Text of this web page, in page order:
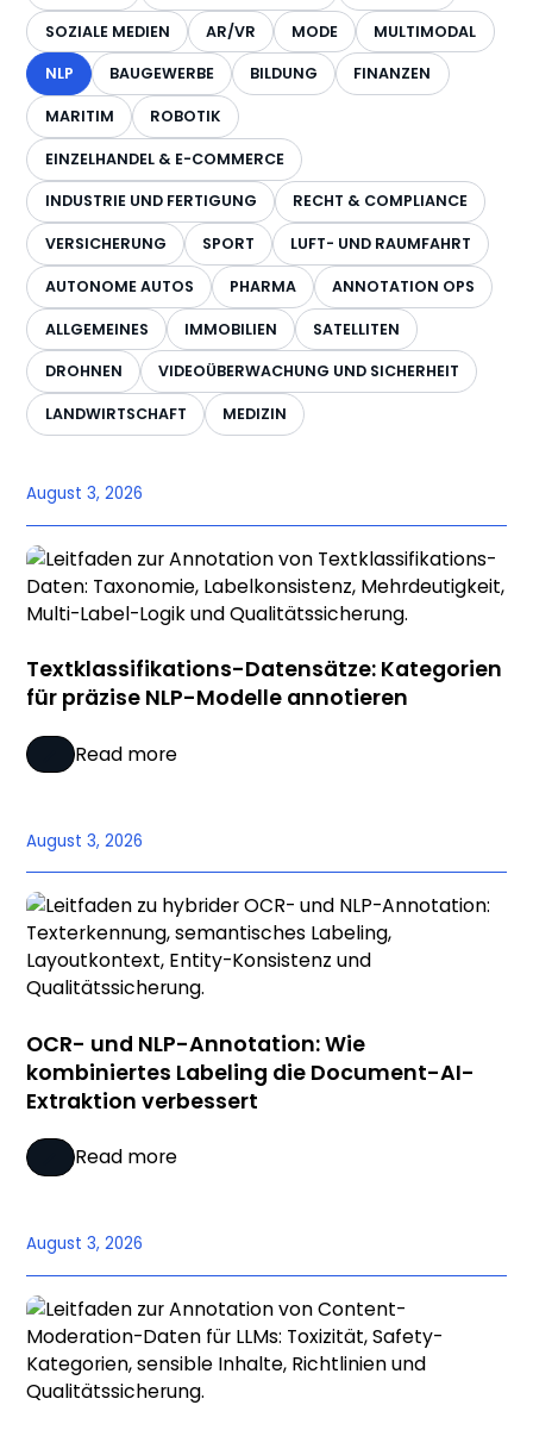
SOZIALE MEDIEN AR/VR MODE MULTIMODAL
NLP BAUGEWERBE BILDUNG FINANZEN
MARITIM ROBOTIK
EINZELHANDEL & E-COMMERCE
INDUSTRIE UND FERTIGUNG RECHT & COMPLIANCE
VERSICHERUNG SPORT LUFT- UND RAUMFAHRT
AUTONOME AUTOS PHARMA ANNOTATION OPS
ALLGEMEINES IMMOBILIEN SATELLITEN
DROHNEN VIDEOÜBERWACHUNG UND SICHERHEIT
LANDWIRTSCHAFT MEDIZIN
August 3, 2026
Textklassifikations-Datensätze: Kategorien
für präzise NLP-Modelle annotieren
Read more
August 3, 2026
OCR- und NLP-Annotation: Wie
kombiniertes Labeling die Document-AI-
Extraktion verbessert
Read more
August 3, 2026